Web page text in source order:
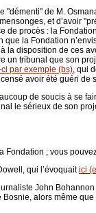
"démenti" de M.
et d’avoir
de procès : la
la Fondation
la disposition de ces
un tribunal que son
par exemple (bs), qui
avoir été guéri de
de soucis à se
le sérieux de son
Fondation ; vous
qui l’évoquaitici
John
Bosnie, alors même